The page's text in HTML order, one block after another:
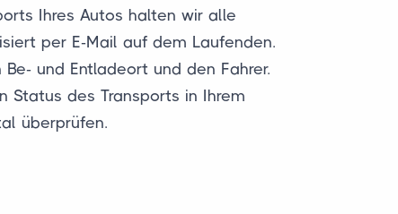
Ihres Autos halten wir alle
per E-Mail auf dem Laufenden.
und Entladeort und den Fahrer.
Status des Transports in Ihrem
überprüfen.